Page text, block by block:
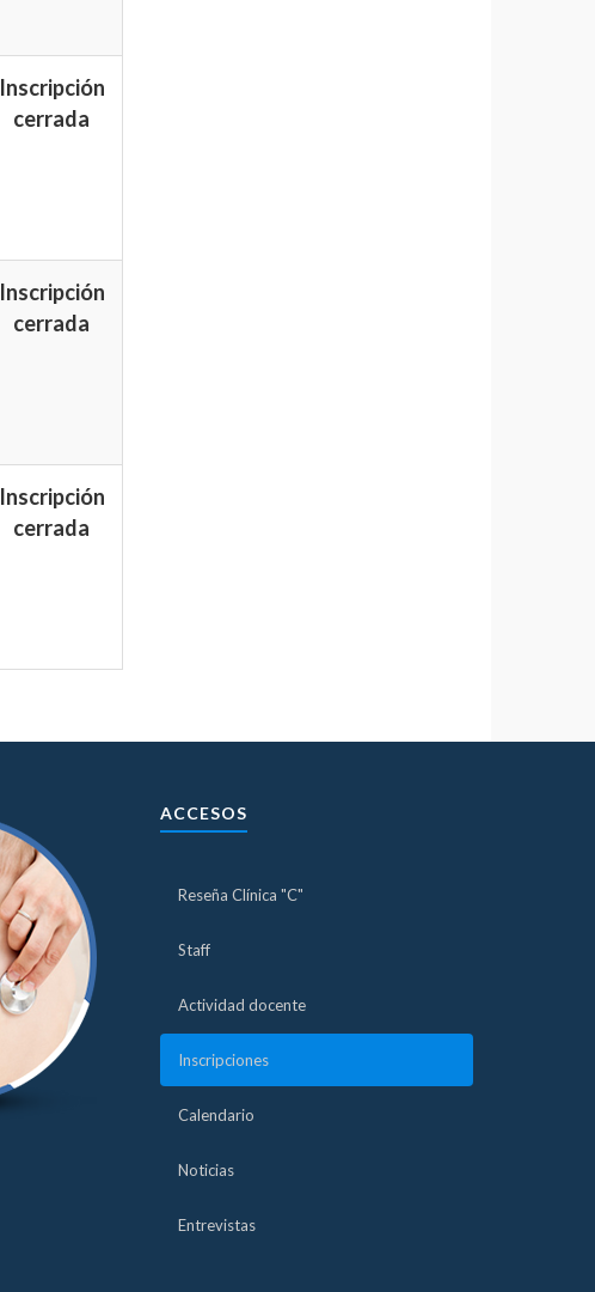
Inscripción
cerrada
Inscripción
cerrada
Inscripción
cerrada
ACCESOS
Reseña Clínica "C"
Staff
Actividad docente
Inscripciones
Calendario
Noticias
Entrevistas